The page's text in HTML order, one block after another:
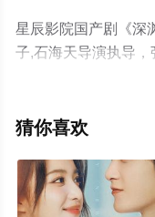
星辰影院国产剧《深
子,石海天导演执导
彩演绎的中国大陆电
电视剧、电视猫或剧
猜你喜欢